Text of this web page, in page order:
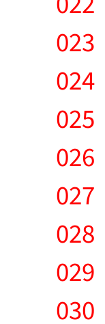
023
024
025
026
027
028
029
030